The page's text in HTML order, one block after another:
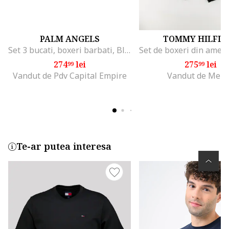
PALM ANGELS
Set 3 bucati, boxeri barbati, Black, XL, Negru
27499lei
Vandut de Pdv Capital Empire
TOMMY
27599lei
Vandut de
Te-ar putea interesa